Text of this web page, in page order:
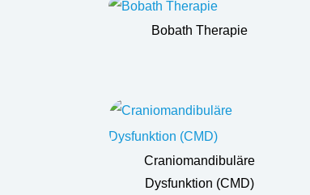
Bobath Therapie
Craniomandibuläre
Dysfunktion (CMD)